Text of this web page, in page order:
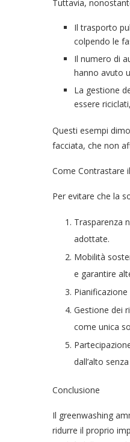
Tuttavia,
Il trasporto
colpendo le
Il numero di
hanno avuto
La gestione
essere
Questi esempi
facciata, che non
Come Contrastare
Per evitare che la
Trasparenza
adottate.
Mobilità
e garantire
Gestione dei
come unica
dall’alto
Conclusione
Il greenwashing
ridurre il proprio